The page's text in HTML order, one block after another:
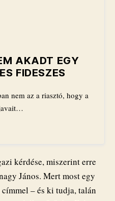
AKADT EGY
FIDESZES
nem az a riasztó, hogy a
kérdése, miszerint erre
János. Mert most egy
– és ki tudja, talán